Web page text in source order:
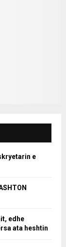
e
edhe
ata heshtin